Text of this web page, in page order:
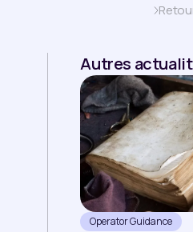
Autres
Operator Guidance